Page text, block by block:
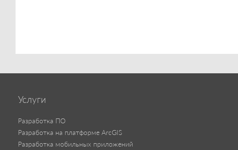
Услуги
Разработка ПО
Разработка на платформе ArcGIS
Разработка мобильных приложений